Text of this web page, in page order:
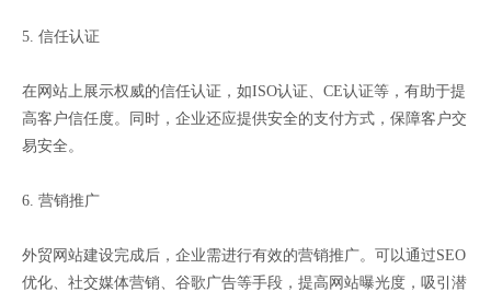
5. 信任认证
在网站上展示权威的信任认证，如ISO认证、CE认证等，有助于提
高客户信任度。同时，企业还应提供安全的支付方式，保障客户交
易安全。
6. 营销推广
外贸网站建设完成后，企业需进行有效的营销推广。可以通过SEO
优化、社交媒体营销、谷歌广告等手段，提高网站曝光度，吸引潜